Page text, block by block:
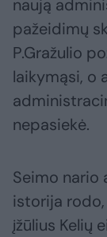
naują
pažeidimų
P.Gražulio
laikymąsi, o
nepasiekė.
Seimo nario
istorija
įžūlius Kelių